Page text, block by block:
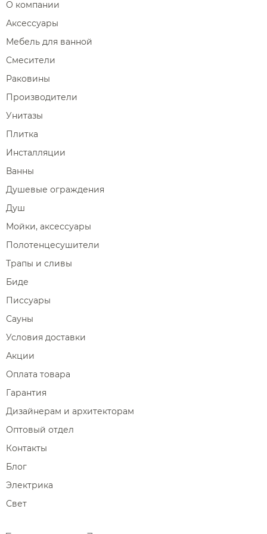
О компании
Аксессуары
Мебель для ванной
Смесители
Раковины
Производители
Унитазы
Плитка
Инсталляции
Ванны
Душевые ограждения
Душ
Мойки, аксессуары
Полотенцесушители
Трапы и сливы
Биде
Писсуары
Сауны
Условия доставки
Акции
Оплата товара
Гарантия
Дизайнерам и архитекторам
Оптовый отдел
Контакты
Блог
Электрика
Свет